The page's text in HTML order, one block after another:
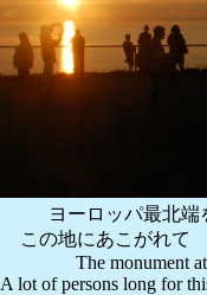
ヨーロッパ最北
この地にあこがれて
The monument
A lot of persons long for